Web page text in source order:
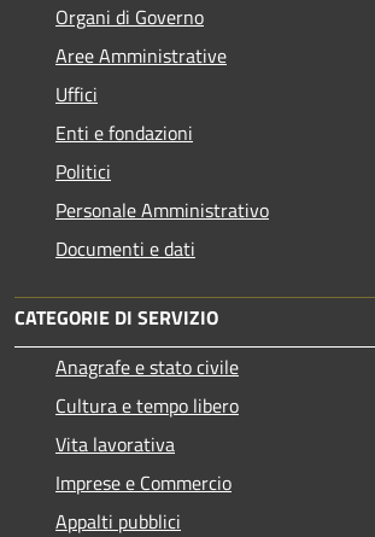
Organi di Governo
Aree Amministrative
Uffici
Enti e fondazioni
Politici
Personale Amministrativo
Documenti e dati
CATEGORIE DI SERVIZIO
Anagrafe e stato civile
Cultura e tempo libero
Vita lavorativa
Imprese e Commercio
Appalti pubblici